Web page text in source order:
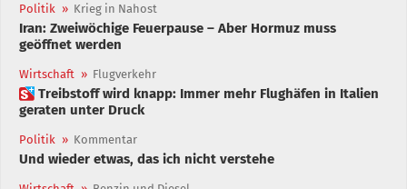
Politik » Krieg in Nahost
Iran: Zweiwöchige Feuerpause – Aber Hormuz muss
geöffnet werden
Wirtschaft » Flugverkehr
 Treibstoff wird knapp: Immer mehr Flughäfen in Italien
geraten unter Druck
Politik » Kommentar
Und wieder etwas, das ich nicht verstehe